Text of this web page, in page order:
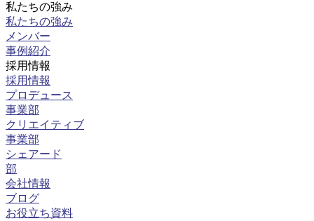
私たちの強み
私たちの強み
メンバー
事例紹介
採用情報
採用情報
プロデュース
事業部
クリエイティブ
事業部
シェアード
部
会社情報
ブログ
お役立ち資料